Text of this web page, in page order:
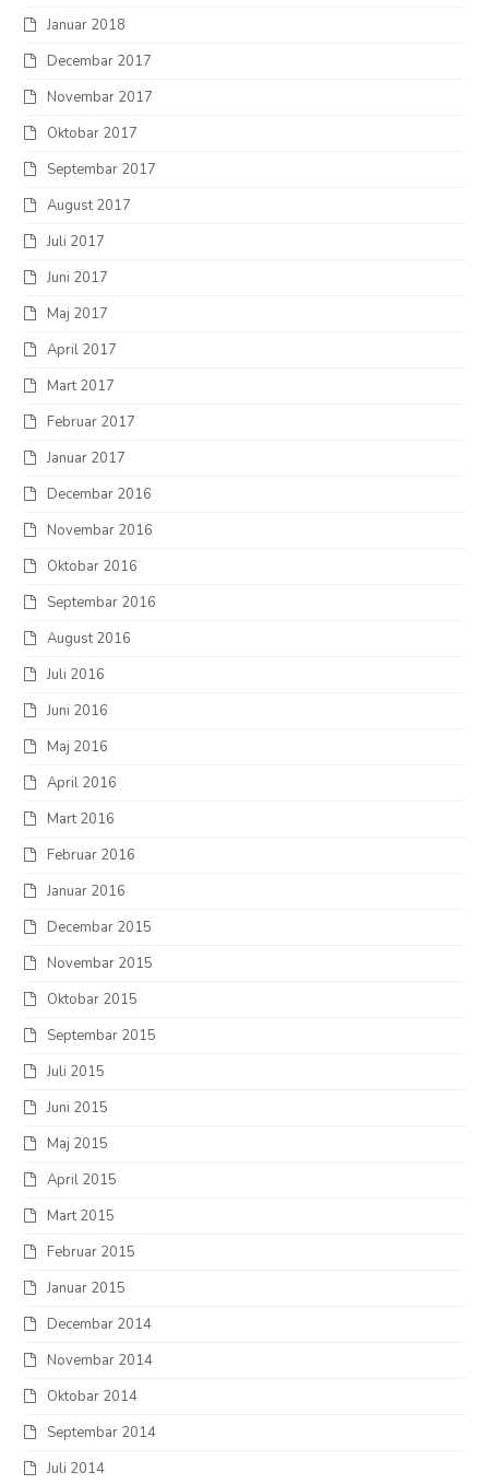
Januar 2018
Decembar 2017
Novembar 2017
Oktobar 2017
Septembar 2017
August 2017
Juli 2017
Juni 2017
Maj 2017
April 2017
Mart 2017
Februar 2017
Januar 2017
Decembar 2016
Novembar 2016
Oktobar 2016
Septembar 2016
August 2016
Juli 2016
Juni 2016
Maj 2016
April 2016
Mart 2016
Februar 2016
Januar 2016
Decembar 2015
Novembar 2015
Oktobar 2015
Septembar 2015
Juli 2015
Juni 2015
Maj 2015
April 2015
Mart 2015
Februar 2015
Januar 2015
Decembar 2014
Novembar 2014
Oktobar 2014
Septembar 2014
Juli 2014